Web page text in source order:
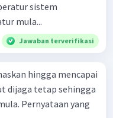
sistem
mula...
Jawaban terverifikasi
hingga mencapai
dijaga tetap sehingga
Pernyataan yang